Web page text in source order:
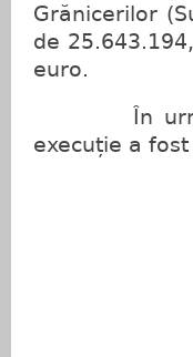
Grănicerilor
de
euro.
În urma
execuție a fost